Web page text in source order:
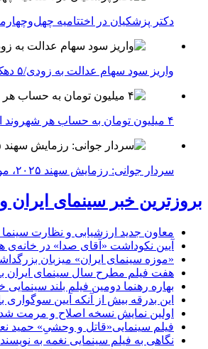
دکتر پزشکیان در اختتامیه
واریز سود سهام عدالت به زودی/۵ دهک اول وام ۳۰ میلیون تومانی می‌گیرند
۴ میلیون تومان به حساب هر شهروند ایرانی واریز شد
سردار جوانی: رزمایش سهند ۲۰۲۵، موجب تقویت همکاری‌های نظامی ایران با کشور‌های عضو شانگهای می‌شود
بروزترین خبر سینمای ایران
معاون جدید ارزشیابی و نظارت
آیین نکوداشت «آقای صدا» در خانه‌ی
«موزه سینمای ایران» میزبان
هفت فیلم مطرح سال سینمای ایران
بهاره رهنما دومین فیلم بلند سینمایی
این بدرقه بیش از آنکه آیین
اولین نمایش نسخه اصلاح و مرمت
فیلم سینمایی«قاتل و وحشیِ» حمید
نگاهی به فیلم سینمایی نغمه به